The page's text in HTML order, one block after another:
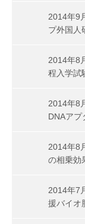
2014年9
プ外国人
2014年8
程入学試
2014年8
DNAアプ
2014年8
の相乗効
2014年7
援バイオ